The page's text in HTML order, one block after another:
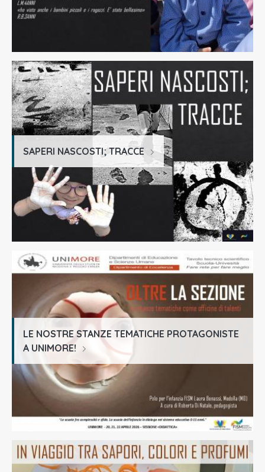
SAPERI NASCOSTI; TRACCE
LE NOSTRE STANZE TEMATICHE PROTAGONISTE
A UNIMORE!